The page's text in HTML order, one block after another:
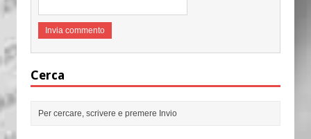
Cerca